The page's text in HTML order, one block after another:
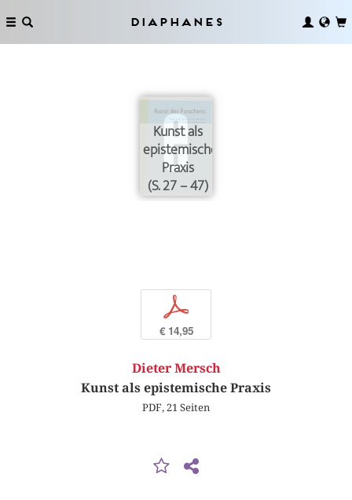
Diaphanes
Kunst als
epistemische
Praxis
(S. 27 – 47)
p
€ 14,95
Dieter Mersch
Kunst als epistemische Praxis
PDF, 21 Seiten